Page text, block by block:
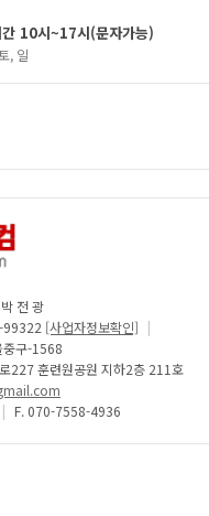
10시~17시(문자가능)
, 일
전 광
99322 [사업자정보확인] |
중구-1568
227 훈련원공원 지하2층 211호
| F. 070-7558-4936